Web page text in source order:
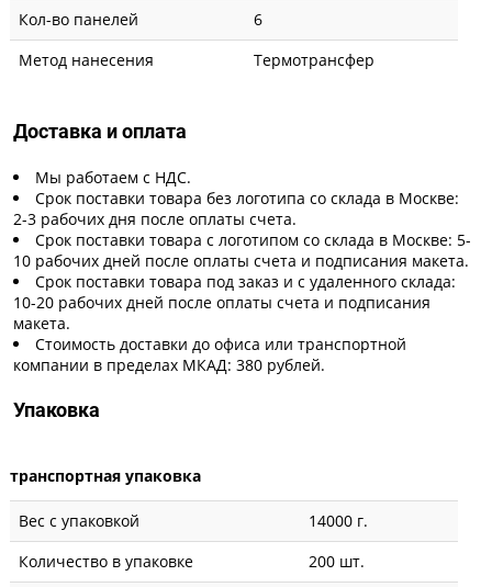
Кол-во панелей
6
Метод нанесения
Термотрансфер
Доставка и оплата
Мы работаем с НДС.
Срок поставки товара без логотипа со склада в Москве:
2-3 рабочих дня после оплаты счета.
Срок поставки товара с логотипом со склада в Москве: 5-
10 рабочих дней после оплаты счета и подписания макета.
Срок поставки товара под заказ и с удаленного склада:
10-20 рабочих дней после оплаты счета и подписания
макета.
Стоимость доставки до офиса или транспортной
компании в пределах МКАД: 380 рублей.
Упаковка
транспортная упаковка
Вес с упаковкой
14000 г.
Количество в упаковке
200 шт.